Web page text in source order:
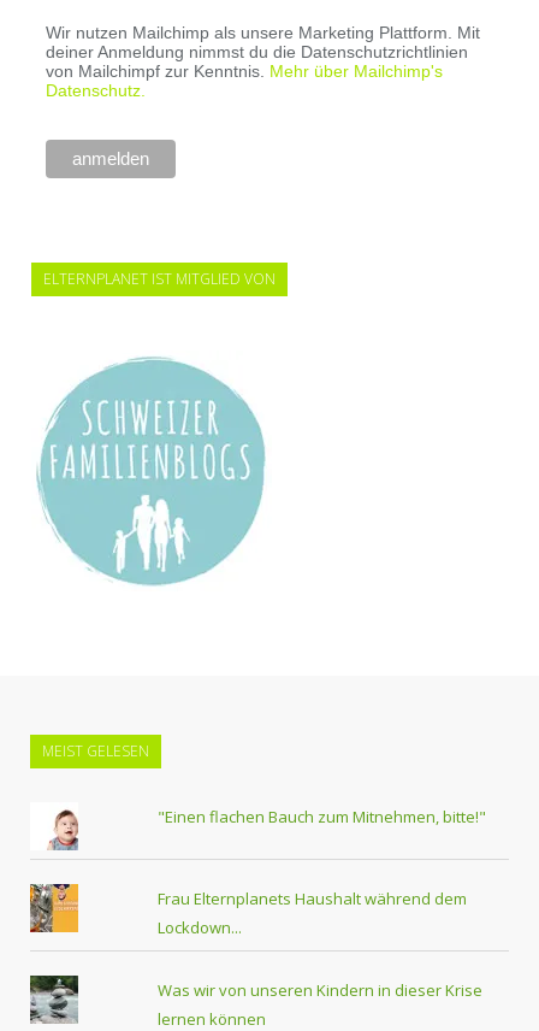
Wir nutzen Mailchimp als unsere Marketing Plattform. Mit
deiner Anmeldung nimmst du die Datenschutzrichtlinien
von Mailchimpf zur Kenntnis. Mehr über Mailchimp's
Datenschutz.
ELTERNPLANET IST MITGLIED VON
MEIST GELESEN
"Einen flachen Bauch zum Mitnehmen, bitte!"
Frau Elternplanets Haushalt während dem
Lockdown...
Was wir von unseren Kindern in dieser Krise
lernen können